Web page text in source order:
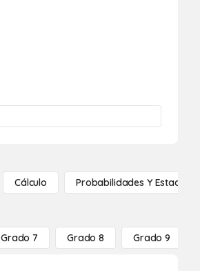
Cálculo Probabilidades Y
Grado 7 Grado 8 Grado 9